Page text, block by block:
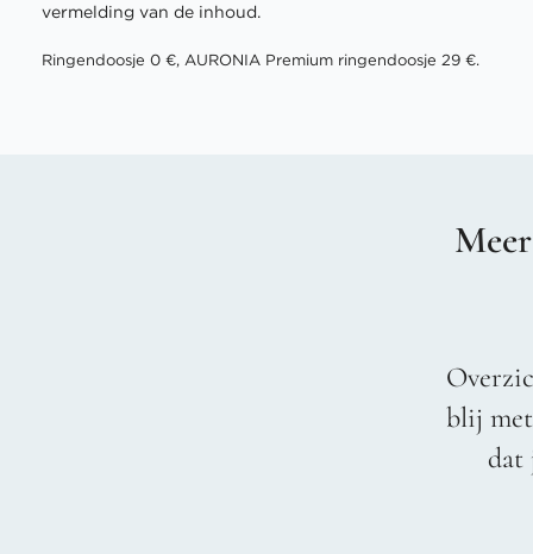
vermelding van de inhoud.
Ringendoosje 0 €, AURONIA Premium ringendoosje 29 €.
blij
dat